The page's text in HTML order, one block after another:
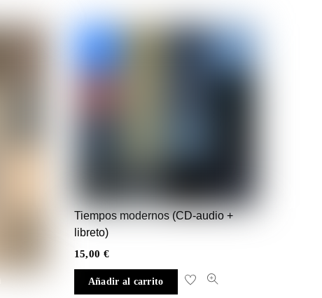
Tiempos modernos (CD-audio +
libreto)
15,00 €
Añadir al carrito